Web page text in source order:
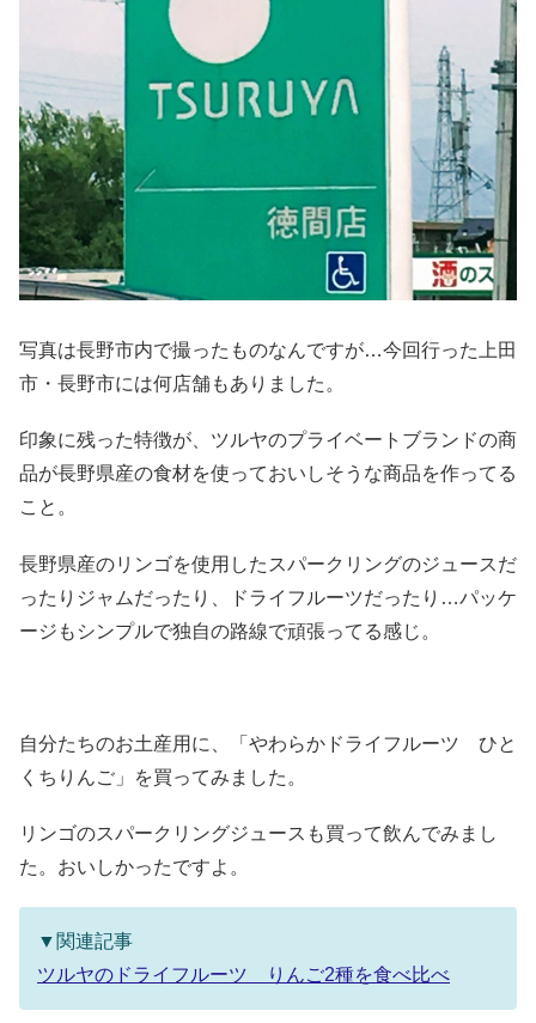
写真は長野市内で撮ったものなんですが…今回行った上田
市・長野市には何店舗もありました。
印象に残った特徴が、ツルヤのプライベートブランドの商
品が長野県産の食材を使っておいしそうな商品を作ってる
こと。
長野県産のリンゴを使用したスパークリングのジュースだ
ったりジャムだったり、ドライフルーツだったり…パッケ
ージもシンプルで独自の路線で頑張ってる感じ。
自分たちのお土産用に、「やわらかドライフルーツ ひと
くちりんご」を買ってみました。
リンゴのスパークリングジュースも買って飲んでみまし
た。おいしかったですよ。
▼関連記事
ツルヤのドライフルーツ りんご2種を食べ比べ